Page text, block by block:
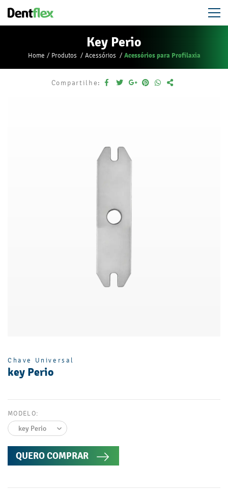
Key Perio
Home Produtos Acessórios Acessórios para Profilaxia
Compartilhe:
Chave Universal
key Perio
MODELO:
QUERO COMPRAR